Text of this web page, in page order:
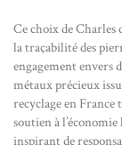
Ce choix de Charles
la traçabilité des
engagement envers
métaux précieux
recyclage en France
soutien à
inspirant de